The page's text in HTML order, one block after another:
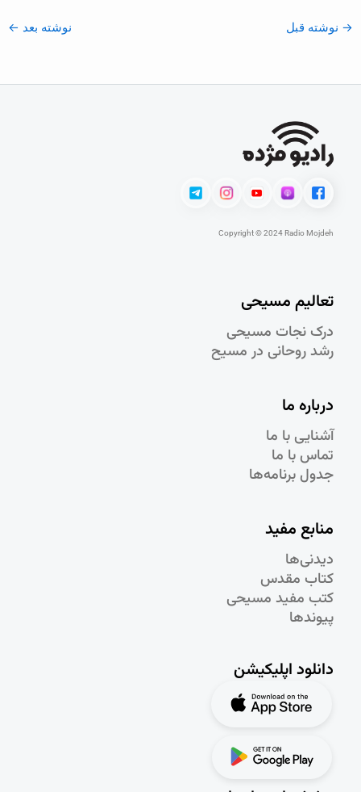
→ نوشته قبل نوشته بعد ←
Copyright © 2024 Radio Mojdeh
تعالیم مسیحی
درک نجات مسيحی
رشد روحانی در مسيح
درباره ما
آشنایی با ما
تماس با ما
جدول برنامه‌ها
منابع مفید
دیدنی‌ها
کتاب مقدس
کتب مفید مسیحی
پیوندها
دانلود اپلیکیشن